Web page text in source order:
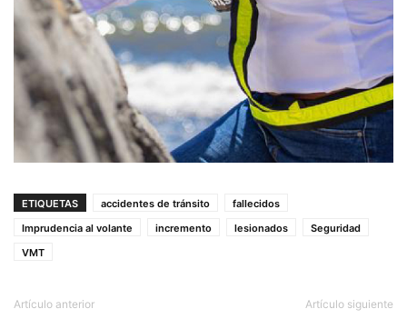
ETIQUETAS accidentes de tránsito
fallecidos
Imprudencia al volante
incremento lesionados
Seguridad
VMT
Artículo anterior Artículo siguiente